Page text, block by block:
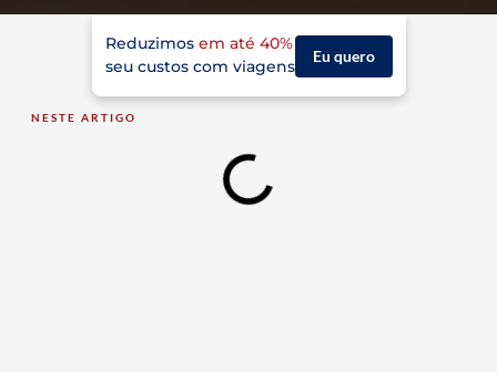
Reduzimos em até 40%
seu custos com viagens
Eu quero
NESTE ARTIGO